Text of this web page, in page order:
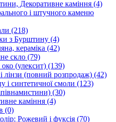
Декоративне каміння (4)
і штучного каменю
(218)
з Бурштину (4)
кераміка (42)
скло (79)
(улексит) (139)
лінзи (повний розпродаж) (42)
і синтетичної смоли (123)
(30)
каміння (4)
(0)
Рожевий і фуксія (70)